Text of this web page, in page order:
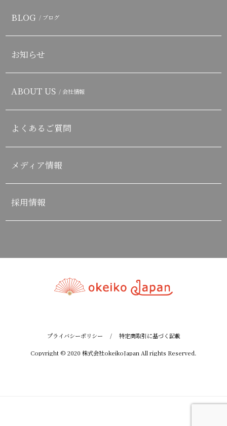
BLOG / ブログ
お知らせ
ABOUT US / 会社情報
よくあるご質問
メディア情報
採用情報
プライバシーポリシー / 特定商取引に基づく記載
Copyright © 2020 株式会社okeikoJapan All rights Reserved.